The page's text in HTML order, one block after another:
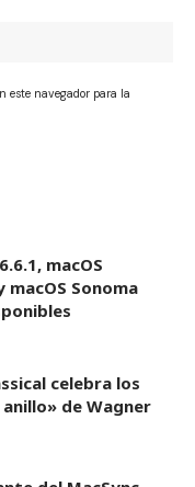
este navegador para la
macOS
macOS Sonoma
celebra los
anillo» de Wagner